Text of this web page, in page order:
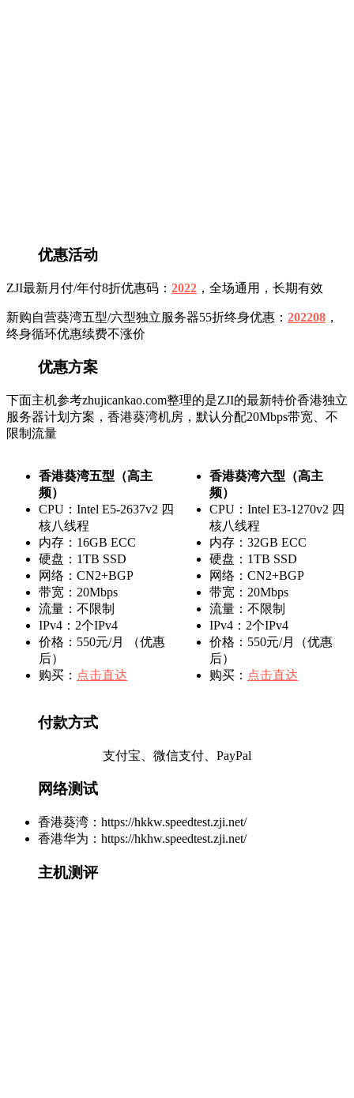
优惠活动
ZJI最新月付/年付8折优惠码： 2022 ，全场通用，长期有效
新购自营葵湾五型/六型独立服务器55折终身优惠： 202208 ，
终身循环优惠续费不涨价
优惠方案
下面主机参考zhujicankao.com整理的是ZJI的最新特价香港独立
服务器计划方案，香港葵湾机房，默认分配20Mbps带宽、不
限制流量
香港葵湾五型（高主
频）
CPU：Intel E5-2637v2 四
核八线程
内存：16GB ECC
硬盘：1TB SSD
网络：CN2+BGP
带宽：20Mbps
流量：不限制
IPv4：2个IPv4
价格：550元/月 （优惠
后）
购买： 点击直达
香港葵湾六型（高主
频）
CPU：Intel E3-1270v2 四
核八线程
内存：32GB ECC
硬盘：1TB SSD
网络：CN2+BGP
带宽：20Mbps
流量：不限制
IPv4：2个IPv4
价格：550元/月（优惠
后）
购买： 点击直达
付款方式
支付宝、微信支付、PayPal
网络测试
香港葵湾：https://hkkw.speedtest.zji.net/
香港华为：https://hkhw.speedtest.zji.net/
主机测评